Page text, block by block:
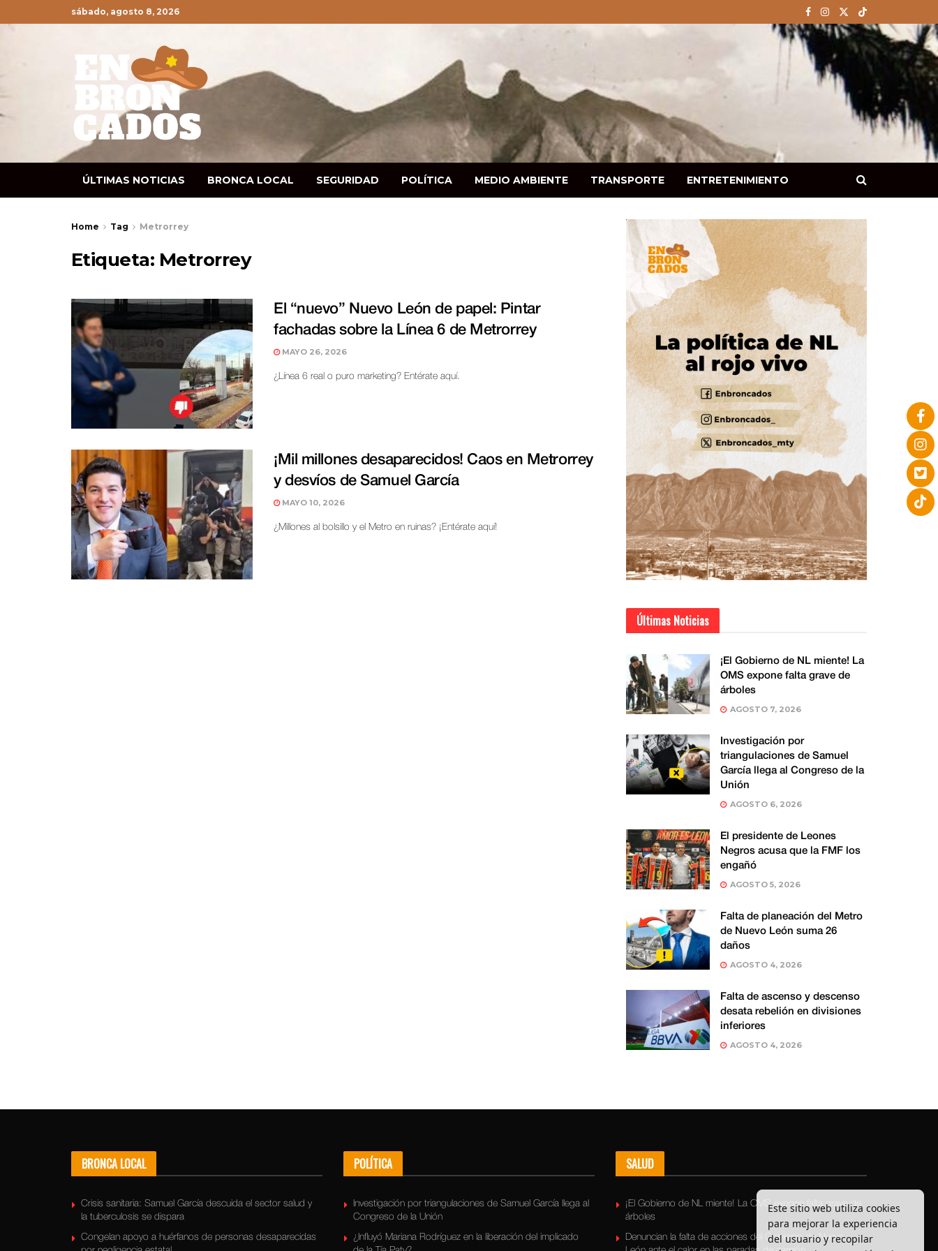
sábado, agosto 8, 2026
ÚLTIMAS NOTICIAS BRONCA LOCAL SEGURIDAD POLÍTICA MEDIO AMBIENTE TRANSPORTE ENTRETENIMIENTO
Home Tag Metrorrey
Etiqueta: Metrorrey
El “nuevo” Nuevo León de papel: Pintar
fachadas sobre la Línea 6 de Metrorrey
MAYO 26, 2026
¿Línea 6 real o puro marketing? Entérate aquí.
¡Mil millones desaparecidos! Caos en Metrorrey
y desvíos de Samuel García
MAYO 10, 2026
¿Millones al bolsillo y el Metro en ruinas? ¡Entérate aquí!
Últimas Noticias
¡El Gobierno de NL miente! La
OMS expone falta grave de
árboles
AGOSTO 7, 2026
Investigación por
triangulaciones de Samuel
García llega al Congreso de la
Unión
AGOSTO 6, 2026
El presidente de Leones
Negros acusa que la FMF los
engañó
AGOSTO 5, 2026
Falta de planeación del Metro
de Nuevo León suma 26
daños
AGOSTO 4, 2026
Falta de ascenso y descenso
desata rebelión en divisiones
inferiores
AGOSTO 4, 2026
BRONCA LOCAL
Crisis sanitaria: Samuel García descuida el sector salud y
la tuberculosis se dispara
Congelan apoyo a huérfanos de personas desaparecidas
POLÍTICA
Investigación por triangulaciones de Samuel García llega al
Congreso de la Unión
¿Influyó Mariana Rodríguez en la liberación del implicado
SALUD
¡El Gobierno de NL miente! La OMS expone falta grave de
árboles
Denuncian la falta de acciones del Gobierno de Nuevo
Este sitio web utiliza cookies
para mejorar la experiencia
del usuario y recopilar